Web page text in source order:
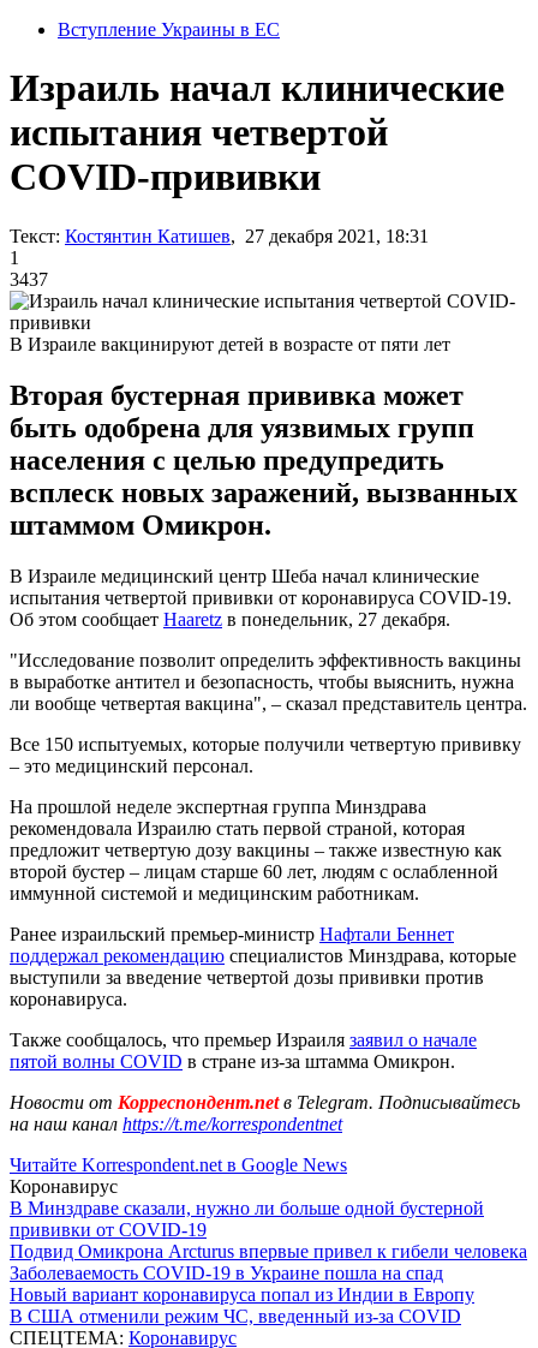
Вступление Украины в ЕС
Израиль начал клинические
испытания четвертой
COVID-прививки
Текст: Костянтин Катишев, 27 декабря 2021, 18:31
1
3437
В Израиле вакцинируют детей в возрасте от пяти лет
Вторая бустерная прививка может
быть одобрена для уязвимых групп
населения с целью предупредить
всплеск новых заражений, вызванных
штаммом Омикрон.
В Израиле медицинский центр Шеба начал клинические
испытания четвертой прививки от коронавируса COVID-19.
Об этом сообщает Haaretz в понедельник, 27 декабря.
"Исследование позволит определить эффективность вакцины
в выработке антител и безопасность, чтобы выяснить, нужна
ли вообще четвертая вакцина", – сказал представитель центра.
Все 150 испытуемых, которые получили четвертую прививку
– это медицинский персонал.
На прошлой неделе экспертная группа Минздрава
рекомендовала Израилю стать первой страной, которая
предложит четвертую дозу вакцины – также известную как
второй бустер – лицам старше 60 лет, людям с ослабленной
иммунной системой и медицинским работникам.
Ранее израильский премьер-министр Нафтали Беннет
поддержал рекомендацию специалистов Минздрава, которые
выступили за введение четвертой дозы прививки против
коронавируса.
Также сообщалось, что премьер Израиля заявил о начале
пятой волны COVID в стране из-за штамма Омикрон.
Новости от Корреспондент.netв Telegram. Подписывайтесь
на наш канал https://t.me/korrespondentnet
Читайте Korrespondent.net в Google News
Коронавирус
В Минздраве сказали, нужно ли больше одной бустерной
прививки от COVID-19
Подвид Омикрона Arcturus впервые привел к гибели человека
Заболеваемость COVID-19 в Украине пошла на спад
Новый вариант коронавируса попал из Индии в Европу
В США отменили режим ЧС, введенный из-за COVID
СПЕЦТЕМА: Коронавирус